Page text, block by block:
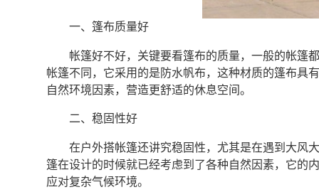
一、篷布质量好
帐篷好不好，关键要看篷布的质量，一般的帐篷
帐篷不同，它采用的是防水帆布，这种材质的篷布具
自然环境因素，营造更舒适的休息空间。
二、稳固性好
在户外搭帐篷还讲究稳固性，尤其是在遇到大风
篷在设计的时候就已经考虑到了各种自然因素，它的
应对复杂气候环境。